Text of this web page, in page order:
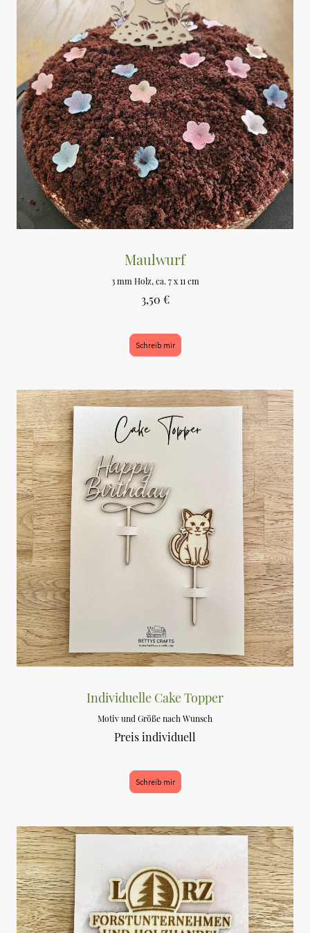
Maulwurf
3 mm Holz, ca. 7 x 11 cm
3,50 €
Schreib mir
Individuelle Cake Topper
Motiv und Größe nach Wunsch
Preis individuell
Schreib mir